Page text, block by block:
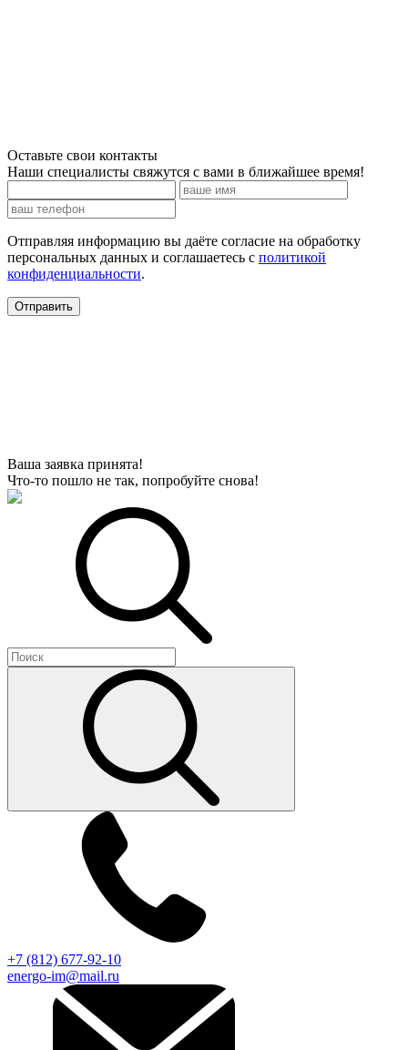
Оставьте свои контакты
Наши специалисты свяжутся с вами в ближайшее время!
Отправляя информацию вы даёте согласие на обработку
персональных данных и соглашаетесь c политикой
конфиденциальности.
Ваша заявка принята!
Что-то пошло не так, попробуйте снова!
+7 (812) 677-92-10
energo-im@mail.ru